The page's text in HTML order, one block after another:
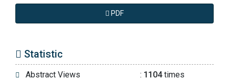
PDF
Statistic
Abstract Views : 1104times